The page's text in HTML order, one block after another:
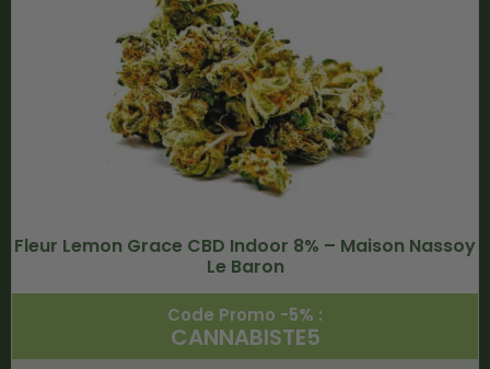
Fleur Lemon Grace CBD Indoor 8% – Maison Nassoy
Le Baron
Code Promo -5% :
CANNABISTE5